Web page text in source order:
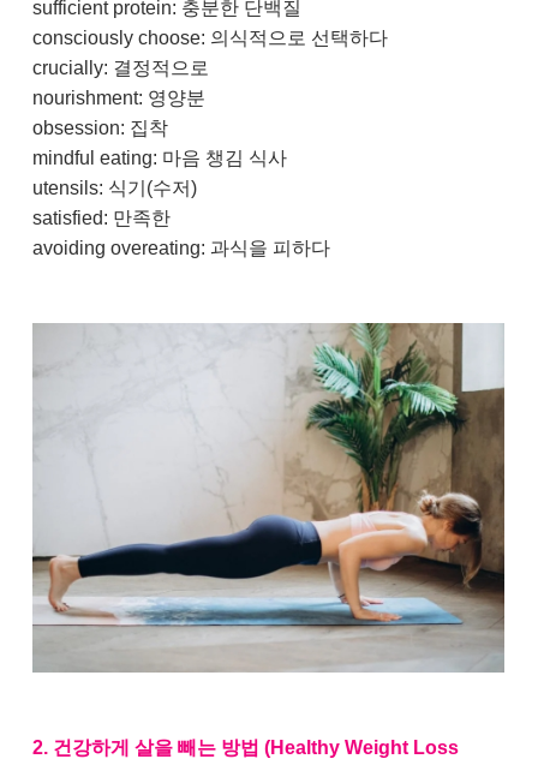
sufficient protein: 충분한 단백질
consciously choose: 의식적으로 선택하다
crucially: 결정적으로
nourishment: 영양분
obsession: 집착
mindful eating: 마음 챙김 식사
utensils: 식기(수저)
satisfied: 만족한
avoiding overeating: 과식을 피하다
2. 건강하게 살을 빼는 방법 (Healthy Weight Loss